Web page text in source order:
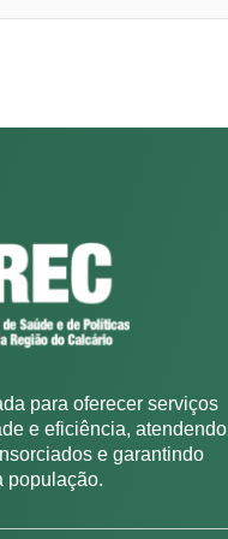
para oferecer serviços
e eficiência, atendendo
e garantindo
população.